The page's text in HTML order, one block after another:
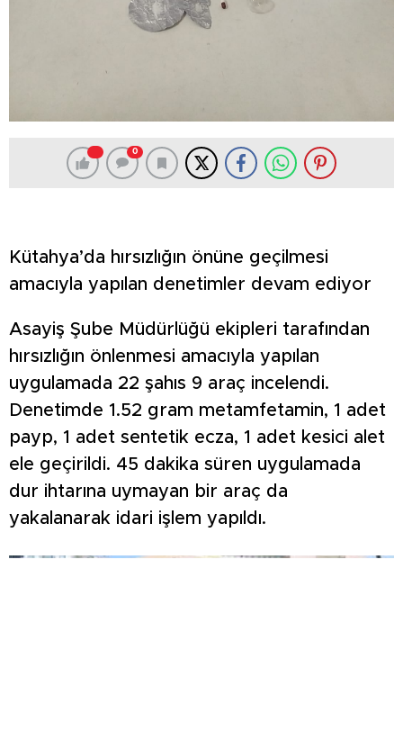
0
Kütahya’da hırsızlığın önüne geçilmesi
amacıyla yapılan denetimler devam ediyor
Asayiş Şube Müdürlüğü ekipleri tarafından
hırsızlığın önlenmesi amacıyla yapılan
uygulamada 22 şahıs 9 araç incelendi.
Denetimde 1.52 gram metamfetamin, 1 adet
payp, 1 adet sentetik ecza, 1 adet kesici alet
ele geçirildi. 45 dakika süren uygulamada
dur ihtarına uymayan bir araç da
yakalanarak idari işlem yapıldı.